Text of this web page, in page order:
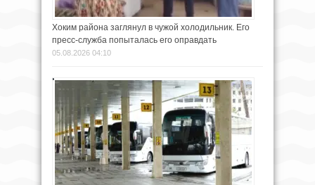
Хоким района заглянул в чужой холодильник. Его
пресс-служба попыталась его оправдать
05.08.2026 04:10